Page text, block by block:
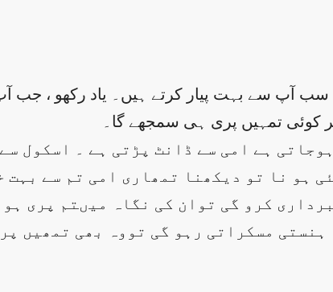
کوئی تمہیں پری ہی سمجھے گا۔
ہے امی سے ڈانٹ پڑتی ہے ۔ اسکول
ہو نا تو دیکھنا تمھاری امی تم سے بہت
کرو گی توان کی نگاہ میںتم پری
مسکراتی رہو گی تووہ بھی تمھیں